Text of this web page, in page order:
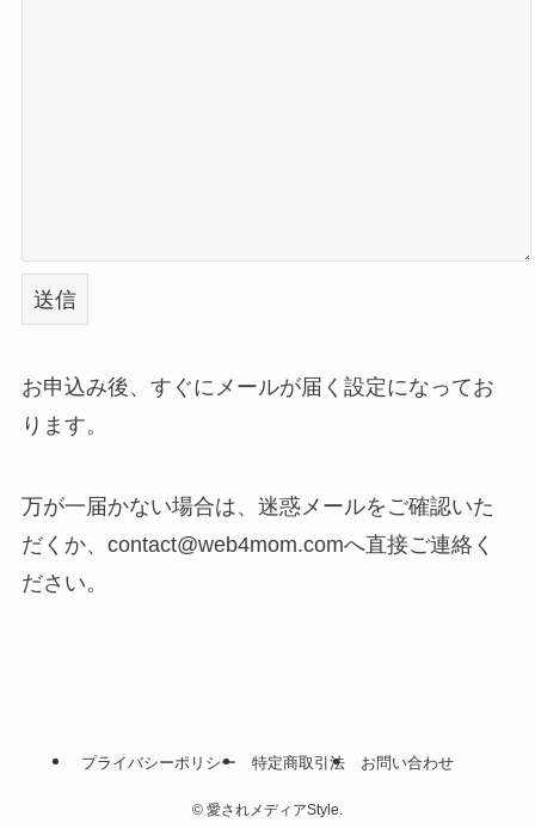
お申込み後、すぐにメールが届く設定になってお
ります。
万が一届かない場合は、迷惑メールをご確認いた
だくか、contact@web4mom.comへ直接ご連絡く
ださい。
プライバシーポリシー 特定商取引法 お問い合わせ
© 愛されメディアStyle.